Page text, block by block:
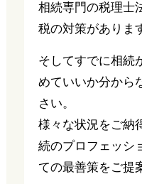
相続専門の税理士
税の対策がありま
そしてすでに相続
めていいか分から
さい。
様々な状況をご納
続のプロフェッシ
ての最善策をご提